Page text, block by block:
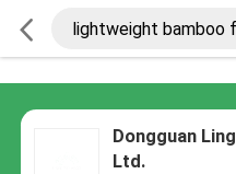
Dongguan
Ltd.